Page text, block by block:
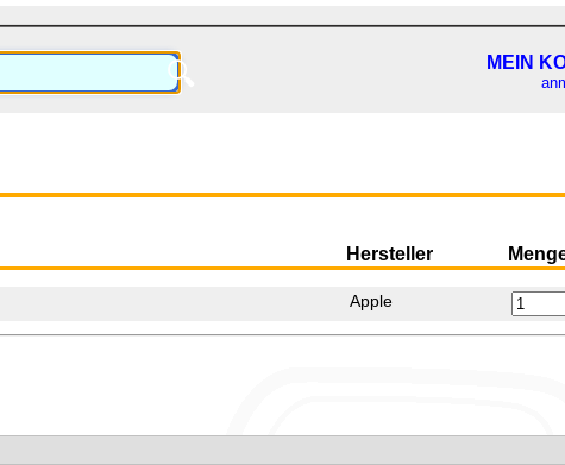
🔍 MEIN
Hersteller
Apple